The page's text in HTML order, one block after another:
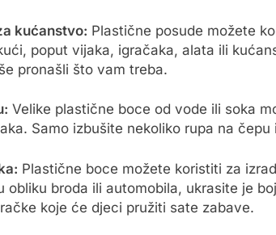
kućanstvo: Plastične posude možete
poput vijaka, igračaka, alata ili
pronašli što vam treba.
Velike plastične boce od vode ili soka
Samo izbušite nekoliko rupa na
Plastične boce možete koristiti za
obliku broda ili automobila, ukrasite je
koje će djeci pružiti sate zabave.